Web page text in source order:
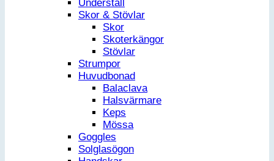
Underställ
Skor & Stövlar
Skor
Skoterkängor
Stövlar
Strumpor
Huvudbonad
Balaclava
Halsvärmare
Keps
Mössa
Goggles
Solglasögon